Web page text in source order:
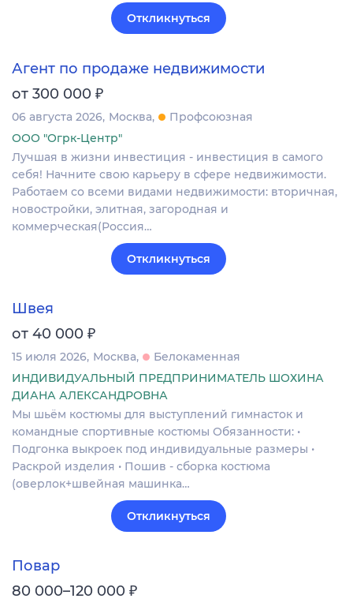
Откликнуться
Агент по продаже недвижимости
от 300 000 ₽
06 августа 2026 Москва
Профсоюзная
ООО "Огрк-Центр"
Лучшая в жизни инвестиция - инвестиция в самого
себя! Начните свою карьеру в сфере недвижимости.
Работаем со всеми видами недвижимости: вторичная,
новостройки, элитная, загородная и
коммерческая(Россия…
Откликнуться
Швея
от 40 000 ₽
15 июля 2026 Москва
Белокаменная
ИНДИВИДУАЛЬНЫЙ ПРЕДПРИНИМАТЕЛЬ ШОХИНА
ДИАНА АЛЕКСАНДРОВНА
Мы шьём костюмы для выступлений гимнасток и
командные спортивные костюмы Обязанности: •
Подгонка выкроек под индивидуальные размеры •
Раскрой изделия • Пошив - сборка костюма
(оверлок+швейная машинка…
Откликнуться
Повар
80 000–120 000 ₽